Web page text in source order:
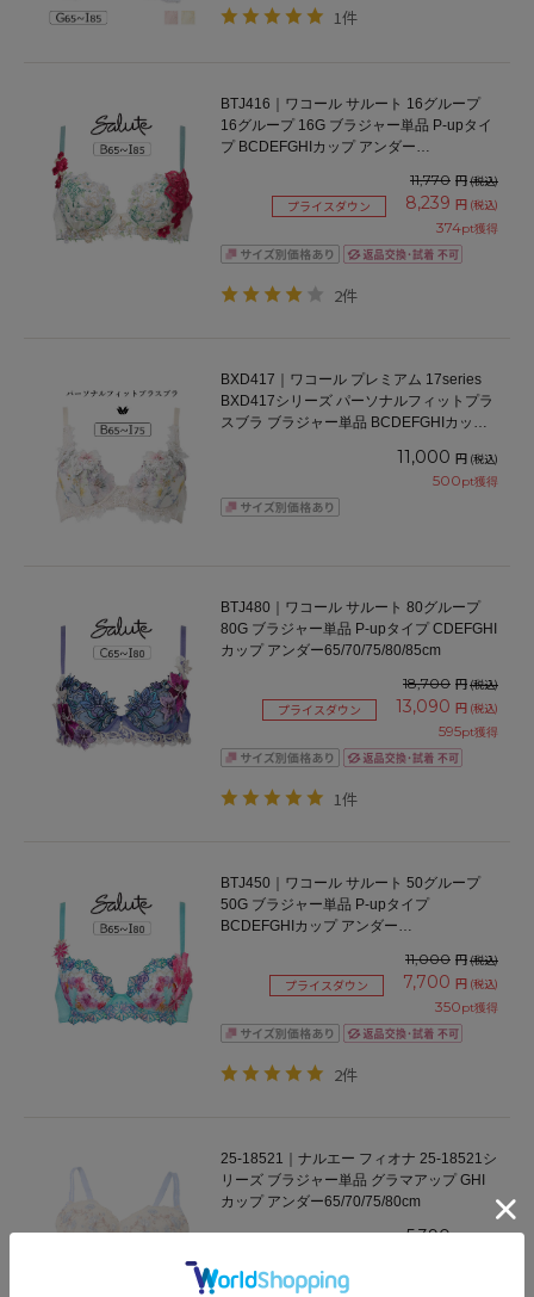
1件
BTJ416｜ワコール サルート 16グループ
16グループ 16G ブラジャー単品 P-upタイ
プ BCDEFGHIカップ アンダー
11,770 円(税込)
プライスダウン 8,239 円 (税込)
374pt獲得
2件
BXD417｜ワコール プレミアム 17series
BXD417シリーズ パーソナルフィットプラ
スブラ ブラジャー単品 BCDEFGHIカップ
11,000 円 (税込)
500pt獲得
BTJ480｜ワコール サルート 80グループ
80G ブラジャー単品 P-upタイプ CDEFGHI
カップ アンダー65/70/75/80/85cm
18,700 円(税込)
プライスダウン 13,090 円 (税込)
595pt獲得
1件
BTJ450｜ワコール サルート 50グループ
50G ブラジャー単品 P-upタイプ
BCDEFGHIカップ アンダー
11,000 円(税込)
プライスダウン 7,700 円 (税込)
350pt獲得
2件
25-18521｜ナルエー フィオナ 25-18521シ
リーズ ブラジャー単品 グラマアップ GHI
カップ アンダー65/70/75/80cm
5,390 円(税込)